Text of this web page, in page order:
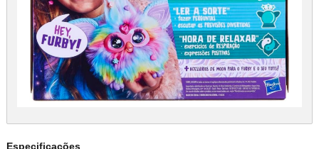
Especificações